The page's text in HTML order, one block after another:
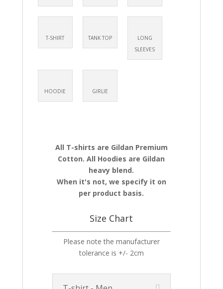
T-SHIRT TANK TOP
LONG
SLEEVES
HOODIE GIRLIE
All T-shirts are Gildan Premium
Cotton. All Hoodies are Gildan
heavy blend.
When it's not, we specify it on
per product basis.
Size Chart
Please note the manufacturer
tolerance is +/- 2cm